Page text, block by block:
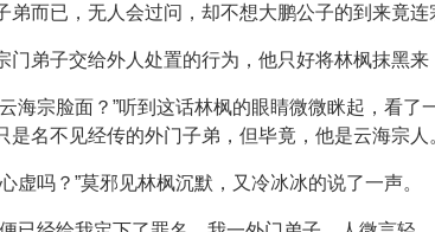
弟而已，无人会过问，却不想大鹏公子的到来竟连
门弟子交给外人处置的行为，他只好将林枫抹黑来
海宗脸面？”听到这话林枫的眼睛微微眯起，看
是名不见经传的外门子弟，但毕竟，他是云海宗人
虚吗？”莫邪见林枫沉默，又冷冰冰的说了一声。